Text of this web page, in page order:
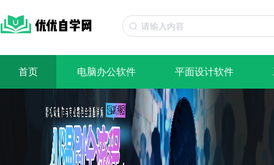
首页 电脑办公软件 平面设计软件